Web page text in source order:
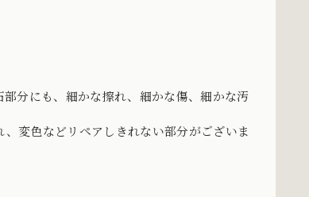
分にも、細かな擦れ、細かな傷、細かな汚
変色などリペアしきれない部分がございま